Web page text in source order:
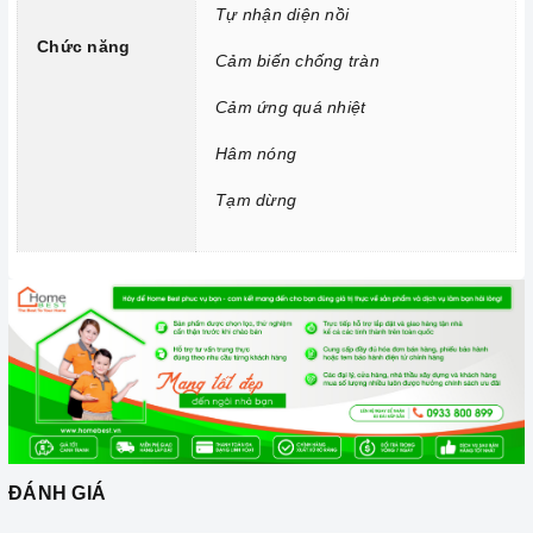
bị tràn ra mặt bếp, cảm ứng sẽ phát ra tiếng bíp và tự động
tắt để đảm bảo an toàn cho người dùng và giữ cho bếp sạch
Chức năng Cảm ứng quá nhiệt:
mức cho phép thì bếp từ sẽ tự động ngắt và cảnh báo cho
người dùng mã lỗi E1 trên bảng điều khiển.
Bạn chỉ cần đơn giản nhấn nút chức năng
Chức năng Tạm dừng:Giúp bạn có thể tạm dừng cài đặt
chương trình, nghĩa là các vùng nấu có thể bị tạm dừng và
sau đó khi nhấn lại, nó sẽ tiếp tục quá trình nấu.
2. Một số lưu ý khi sử dụng sản phẩm
Lưu ý khi chọn nồi nấu
Lưu ý những chất liệu sau sẽ phù hợp với mặt bếp từ: sắt,
Chức năng
Tự nhận diện nồi
Cảm biến chống tràn
Cảm ứng quá nhiệt
Hâm nóng
Tạm dừng
ĐÁNH GIÁ